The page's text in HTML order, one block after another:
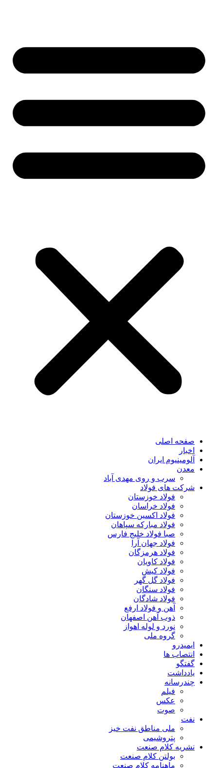
صفحه اصلی
اخبار
آلومینیوم ایران
معدن
سرب و روی مهدی آباد
شرکت های فولاد
فولاد خوزستان
فولاد خراسان
فولاد اکسین خوزستان
فولاد مبارکه سپاهان
صبا فولاد خلیج فارس
فولاد جهان آرا
فولاد هرمزگان
فولاد کاویان
فولاد کیش
فولاد گل گهر
فولاد سنگان
فولاد شادگان
آهن و فولاد ارفع
ذوب آهن اصفهان
نورد و لوله اهواز
گروه ملی
ایمیدرو
انتصاب ها
گفتگو
یادداشت
چندرسانه
فیلم
عکس
صوت
نفت
ملی مناطق نفت خیز
پتروشیمی
نشریه کلام صنعت
بولتن کلام صنعت
ماهنامه کلام صنعت